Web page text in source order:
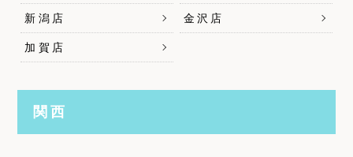
新潟店 金沢店
加賀店
関西